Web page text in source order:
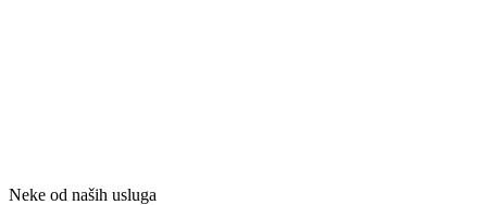
Neke od naših usluga